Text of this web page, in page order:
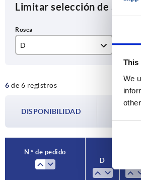
This
We
Limitar selección de
D
M36x2
D1
13
22
6 de 6 registros
DISPONIBILIDAD
La
N.° de pedido
D